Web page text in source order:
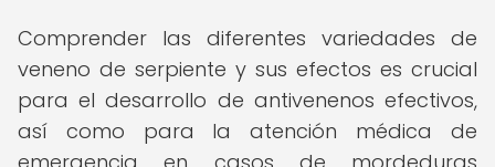
Comprender las diferentes variedades de
veneno de serpiente y sus efectos es crucial
para el desarrollo de antivenenos efectivos,
así como para la atención médica de